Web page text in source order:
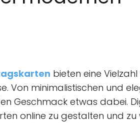
bieten eine
Von minimalistischen und
Geschmack etwas dabei.
online zu gestalten und zu